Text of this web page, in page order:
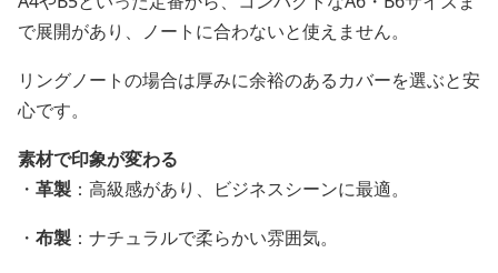
で展開があり、ノートに合わないと使えません。
リングノートの場合は厚みに余裕のあるカバーを選ぶと安
心です。
素材で印象が変わる
・ 革製 ：高級感があり、ビジネスシーンに最適。
・ 布製 ：ナチュラルで柔らかい雰囲気。